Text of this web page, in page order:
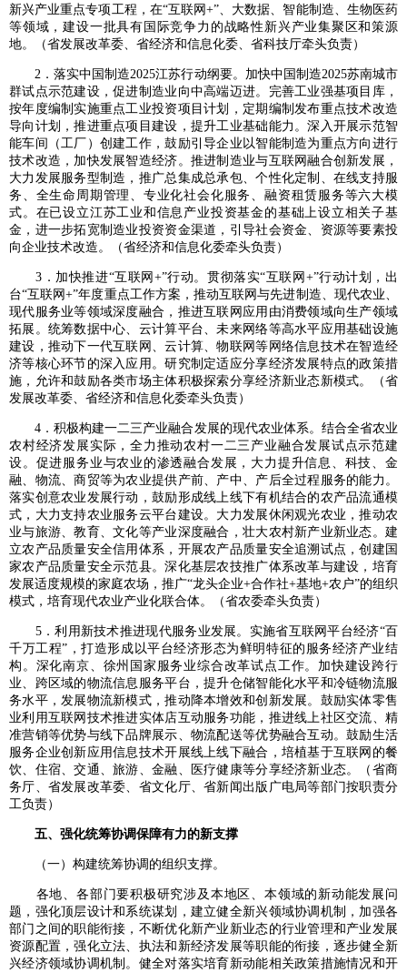
新兴产业重点专项工程，在“互联网+”、大数据、智能制造、生物医药
等领域，建设一批具有国际竞争力的战略性新兴产业集聚区和策源
地。（省发展改革委、省经济和信息化委、省科技厅牵头负责）
2．落实中国制造2025江苏行动纲要。加快中国制造2025苏南城市
群试点示范建设，促进制造业向中高端迈进。完善工业强基项目库，
按年度编制实施重点工业投资项目计划，定期编制发布重点技术改造
导向计划，推进重点项目建设，提升工业基础能力。深入开展示范智
能车间（工厂）创建工作，鼓励引导企业以智能制造为重点方向进行
技术改造，加快发展智造经济。推进制造业与互联网融合创新发展，
大力发展服务型制造，推广总集成总承包、个性化定制、在线支持服
务、全生命周期管理、专业化社会化服务、融资租赁服务等六大模
式。在已设立江苏工业和信息产业投资基金的基础上设立相关子基
金，进一步拓宽制造业投资资金渠道，引导社会资金、资源等要素投
向企业技术改造。（省经济和信息化委牵头负责）
3．加快推进“互联网+”行动。贯彻落实“互联网+”行动计划，出
台“互联网+”年度重点工作方案，推动互联网与先进制造、现代农业、
现代服务业等领域深度融合，推进互联网应用由消费领域向生产领域
拓展。统筹数据中心、云计算平台、未来网络等高水平应用基础设施
建设，推动下一代互联网、云计算、物联网等网络信息技术在智造经
济等核心环节的深入应用。研究制定适应分享经济发展特点的政策措
施，允许和鼓励各类市场主体积极探索分享经济新业态新模式。（省
发展改革委、省经济和信息化委牵头负责）
4．积极构建一二三产业融合发展的现代农业体系。结合全省农业
农村经济发展实际，全力推动农村一二三产业融合发展试点示范建
设。促进服务业与农业的渗透融合发展，大力提升信息、科技、金
融、物流、商贸等为农业提供产前、产中、产后全过程服务的能力。
落实创意农业发展行动，鼓励形成线上线下有机结合的农产品流通模
式，大力支持农业服务云平台建设。大力发展休闲观光农业，推动农
业与旅游、教育、文化等产业深度融合，壮大农村新产业新业态。建
立农产品质量安全信用体系，开展农产品质量安全追溯试点，创建国
家农产品质量安全示范县。深化基层农技推广体系改革与建设，培育
发展适度规模的家庭农场，推广“龙头企业+合作社+基地+农户”的组织
模式，培育现代农业产业化联合体。（省农委牵头负责）
5．利用新技术推进现代服务业发展。实施省互联网平台经济“百
千万工程”，打造形成以平台经济形态为鲜明特征的服务经济产业结
构。深化南京、徐州国家服务业综合改革试点工作。加快建设跨行
业、跨区域的物流信息服务平台，提升仓储智能化水平和冷链物流服
务水平，发展物流新模式，推动降本增效和创新发展。鼓励实体零售
业利用互联网技术推进实体店互动服务功能，推进线上社区交流、精
准营销等优势与线下品牌展示、物流配送等优势融合互动。鼓励生活
服务企业创新应用信息技术开展线上线下融合，培植基于互联网的餐
饮、住宿、交通、旅游、金融、医疗健康等分享经济新业态。（省商
务厅、省发展改革委、省文化厅、省新闻出版广电局等部门按职责分
工负责）
五、强化统筹协调保障有力的新支撑
（一）构建统筹协调的组织支撑。
各地、各部门要积极研究涉及本地区、本领域的新动能发展问
题，强化顶层设计和系统谋划，建立健全新兴领域协调机制，加强各
部门之间的职能衔接，不断优化新产业新业态的行业管理和产业发展
资源配置，强化立法、执法和新经济发展等职能的衔接，逐步健全新
兴经济领域协调机制。健全对落实培育新动能相关政策措施情况和开